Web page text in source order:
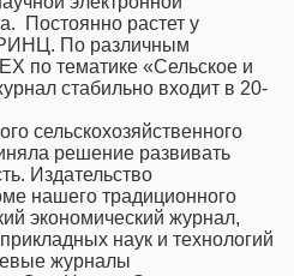
Постоянно растет у
По различным
по тематике «Сельское и
стабильно входит в 20-
сельскохозяйственного
решение развивать
Издательство
нашего традиционного
экономический журнал,
наук и технологий
журналы